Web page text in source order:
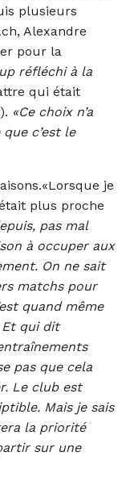
plusieurs
Alexandre
pour la
réfléchi à la
qui était
«Ce choix n’a
c’est le
je
plus proche
pas mal
à occuper aux
On ne sait
matchs pour
quand même
qui dit
pas que cela
Le club est
Mais je sais
la priorité
sur une